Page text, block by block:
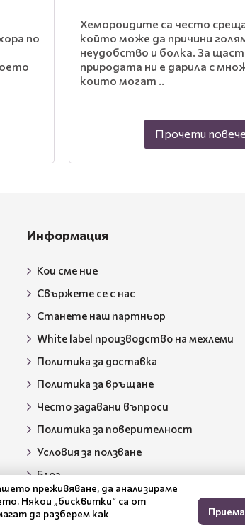
по
Хемороидите са често
който може да причини
неудобство и болка. За
природата ни е дарила с
които могат ..
Прочети повече
Информация
Кои сме ние
Свържете се с нас
Станете наш партньор
White label производство на мехлеми
Политика за доставка
Политика за връщане
Често задавани въпроси
Политика за поверителност
Условия за ползване
Блог
преживяване, да анализираме
Някои „бисквитки“ са от
да разберем как